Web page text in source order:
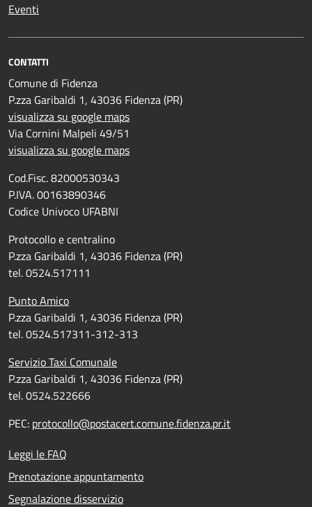
Eventi
CONTATTI
Comune di Fidenza
P.zza Garibaldi 1, 43036 Fidenza (PR)
visualizza su google maps
Via Cornini Malpeli 49/51
visualizza su google maps
Cod.Fisc. 82000530343
P.IVA. 00163890346
Codice Univoco UFABNI
Protocollo e centralino
P.zza Garibaldi 1, 43036 Fidenza (PR)
tel. 0524.517111
Punto Amico
P.zza Garibaldi 1, 43036 Fidenza (PR)
tel. 0524.517311-312-313
Servizio Taxi Comunale
P.zza Garibaldi 1, 43036 Fidenza (PR)
tel. 0524.522666
PEC: protocollo@postacert.comune.fidenza.pr.it
Leggi le FAQ
Prenotazione appuntamento
Segnalazione disservizio